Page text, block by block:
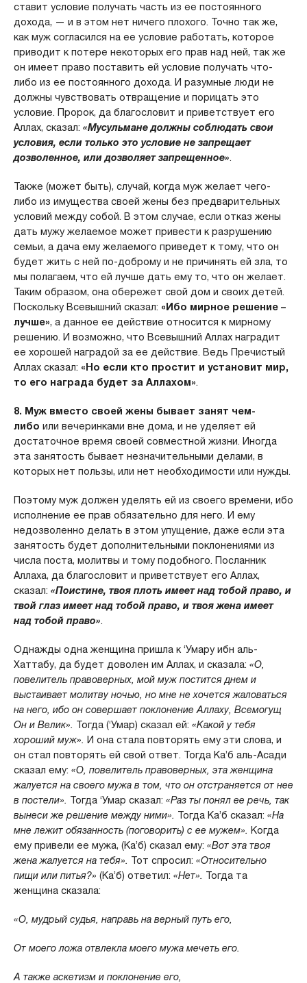
ставит условие получать часть из ее постоянного
дохода, — и в этом нет ничего плохого. Точно так же,
как муж согласился на ее условие работать, которое
приводит к потере некоторых его прав над ней, так же
он имеет право поставить ей условие получать что-
либо из ее постоянного дохода. И разумные люди не
должны чувствовать отвращение и порицать это
условие. Пророк, да благословит и приветствует его
Аллах, сказал: «Мусульмане должны соблюдать свои
условия, если только это условие не запрещает
дозволенное, или дозволяет запрещенное».
Также (может быть), случай, когда муж желает чего-
либо из имущества своей жены без предварительных
условий между собой. В этом случае, если отказ жены
дать мужу желаемое может привести к разрушению
семьи, а дача ему желаемого приведет к тому, что он
будет жить с ней по-доброму и не причинять ей зла, то
мы полагаем, что ей лучше дать ему то, что он желает.
Таким образом, она обережет свой дом и своих детей.
Поскольку Всевышний сказал: «Ибо мирное решение –
лучше», а данное ее действие относится к мирному
решению. И возможно, что Всевышний Аллах наградит
ее хорошей наградой за ее действие. Ведь Пречистый
Аллах сказал: «Но если кто простит и установит мир,
то его награда будет за Аллахом».
8. Муж вместо своей жены бывает занят чем-
либо или вечеринками вне дома, и не уделяет ей
достаточное время своей совместной жизни. Иногда
эта занятость бывает незначительными делами, в
которых нет пользы, или нет необходимости или нужды.
Поэтому муж должен уделять ей из своего времени, ибо
исполнение ее прав обязательно для него. И ему
недозволенно делать в этом упущение, даже если эта
занятость будет дополнительными поклонениями из
числа поста, молитвы и тому подобного. Посланник
Аллаха, да благословит и приветствует его Аллах,
сказал: «Поистине, твоя плоть имеет над тобой право, и
твой глаз имеет над тобой право, и твоя жена имеет
над тобой право».
Однажды одна женщина пришла к ‘Умару ибн аль-
Хаттабу, да будет доволен им Аллах, и сказала: «О,
повелитель правоверных, мой муж постится днем и
выстаивает молитву ночью, но мне не хочется жаловаться
на него, ибо он совершает поклонение Аллаху, Всемогущ
Он и Велик». Тогда (‘Умар) сказал ей: «Какой у тебя
хороший муж». И она стала повторять ему эти слова, и
он стал повторять ей свой ответ. Тогда Ка’б аль-Асади
сказал ему: «О, повелитель правоверных, эта женщина
жалуется на своего мужа в том, что он отстраняется от нее
в постели». Тогда ‘Умар сказал: «Раз ты понял ее речь, так
вынеси же решение между ними». Тогда Ка’б сказал: «На
мне лежит обязанность (поговорить) с ее мужем». Когда
ему привели ее мужа, (Ка’б) сказал ему: «Вот эта твоя
жена жалуется на тебя». Тот спросил: «Относительно
пищи или питья?» (Ка’б) ответил: «Нет». Тогда та
женщина сказала:
«О, мудрый судья, направь на верный путь его,
От моего ложа отвлекла моего мужа мечеть его.
А также аскетизм и поклонение его,